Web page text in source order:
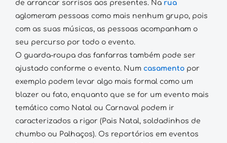
de arrancar sorrisos aos presentes. Na rua
aglomeram pessoas como mais nenhum grupo, pois
com as suas músicas, as pessoas acompanham o
seu percurso por todo o evento.
O guarda-roupa das fanfarras também pode ser
ajustado conforme o evento. Num casamento por
exemplo podem levar algo mais formal como um
blazer ou fato, enquanto que se for um evento mais
temático como Natal ou Carnaval podem ir
caracterizados a rigor (Pais Natal, soldadinhos de
chumbo ou Palhaços). Os reportórios em eventos